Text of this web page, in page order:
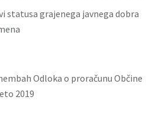
statusa grajenega javnega dobra
Odloka o proračunu Občine
2019